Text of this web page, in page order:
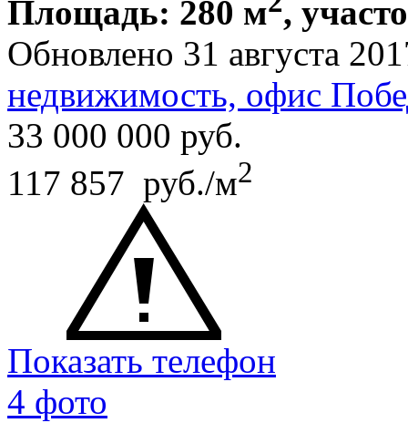
Площадь: 280 м ,
Обновлено 31 августа
недвижимость, офис
33 000 000 руб.
117 857 руб./м2
Показать телефон
4 фото